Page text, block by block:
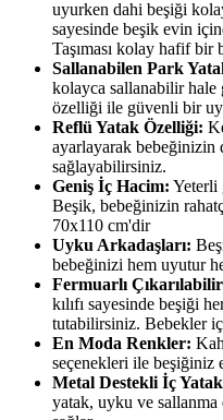
uyurken dahi beşiği
sayesinde beşik evin
Taşıması kolay hafif bir
Sallanabilen Park
kolayca sallanabilir hale
özelliği ile güvenli bir
Reflü Yatak Özelliği:
ayarlayarak bebeğinizin
sağlayabilirsiniz.
Geniş İç Hacim: Yeterli
Beşik, bebeğinizin
70x110 cm'dir
Uyku Arkadaşları:
bebeğinizi hem uyutur
Fermuarlı
kılıfı sayesinde beşiği
tutabilirsiniz. Bebekler
En Moda Renkler:
seçenekleri ile beşiğiniz
Metal Destekli İç
yatak, uyku ve sallanma